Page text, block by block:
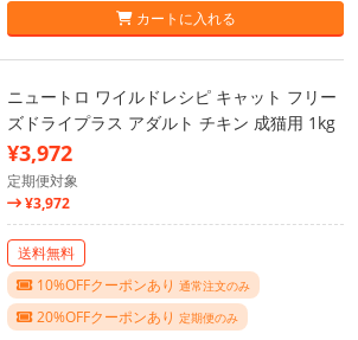
カートに入れる
ニュートロ ワイルドレシピ キャット フリー
ズドライプラス アダルト チキン 成猫用 1kg
¥3,972
定期便対象
¥3,972
送料無料
10%OFFクーポンあり 通常注文のみ
20%OFFクーポンあり 定期便のみ